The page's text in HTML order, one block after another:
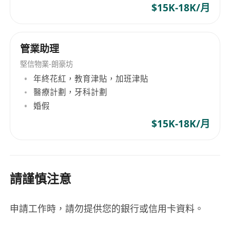
$15K-18K/月
管業助理
堅信物業-朗豪坊
年終花紅，教育津貼，加班津貼
醫療計劃，牙科計劃
婚假
$15K-18K/月
請謹慎注意
申請工作時，請勿提供您的銀行或信用卡資料。